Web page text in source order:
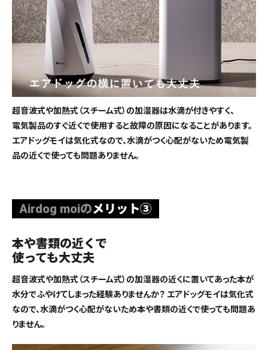
超音波式や加熱式（スチーム式）の加湿器は水滴が付きやすく、
電気製品のすぐ近くで使用すると故障の原因になることがあります。
エアドッグモイは気化式なので、水滴がつく心配がないため電気製
品の近くで使っても問題ありません。
Airdog moiのメリット③
本や書類の近くで
使っても大丈夫
超音波式や加熱式（スチーム式）の加湿器の近くに置いてあった本が
水分でふやけてしまった経験ありませんか？ エアドッグモイは気化式
なので、水滴がつく心配がないため本や書類の近くで使っても問題あ
りません。